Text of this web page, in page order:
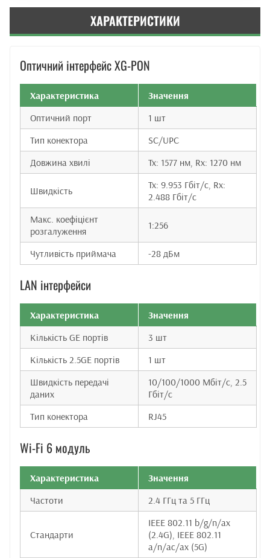
ХАРАКТЕРИСТИКИ
Оптичний інтерфейс XG-PON
Характеристика
Значення
Оптичний порт
1 шт
Тип конектора
SC/UPC
Довжина хвилі
Tx: 1577 нм, Rx: 1270 нм
Швидкість
Tx: 9.953 Гбіт/с, Rx:
2.488 Гбіт/с
Макс. коефіцієнт
розгалуження
1:256
Чутливість приймача -28 дБм
LAN інтерфейси
Характеристика
Значення
Кількість GE портів
3 шт
Кількість 2.5GE портів
1 шт
Швидкість передачі
даних
10/100/1000 Мбіт/с, 2.5
Гбіт/с
Тип конектора
RJ45
Wi-Fi 6 модуль
Характеристика
Значення
Частоти
2.4 ГГц та 5 ГГц
Стандарти
IEEE 802.11 b/g/n/ax
(2.4G), IEEE 802.11
a/n/ac/ax (5G)